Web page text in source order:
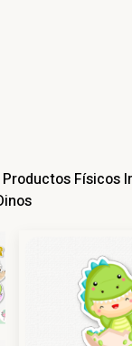
Productos Físicos